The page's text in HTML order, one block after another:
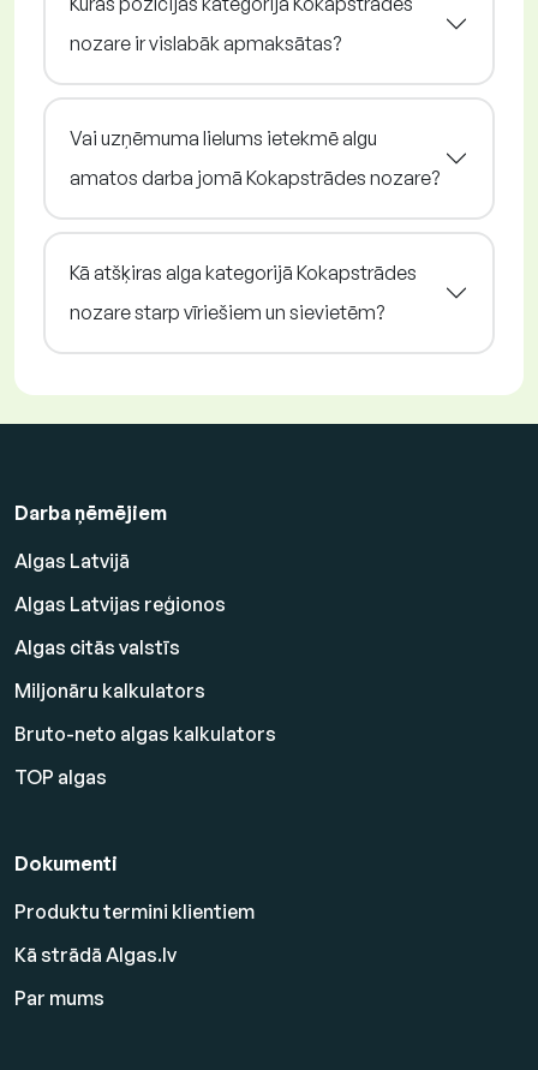
nozare ir vislabāk apmaksātas?
Vai uzņēmuma lielums ietekmē algu
amatos darba jomā Kokapstrādes nozare?
Kā atšķiras alga kategorijā Kokapstrādes
nozare starp vīriešiem un sievietēm?
Darba ņēmējiem
Algas Latvijā
Algas Latvijas reģionos
Algas citās valstīs
Miljonāru kalkulators
Bruto-neto algas kalkulators
TOP algas
Dokumenti
Produktu termini klientiem
Kā strādā Algas.lv
Par mums